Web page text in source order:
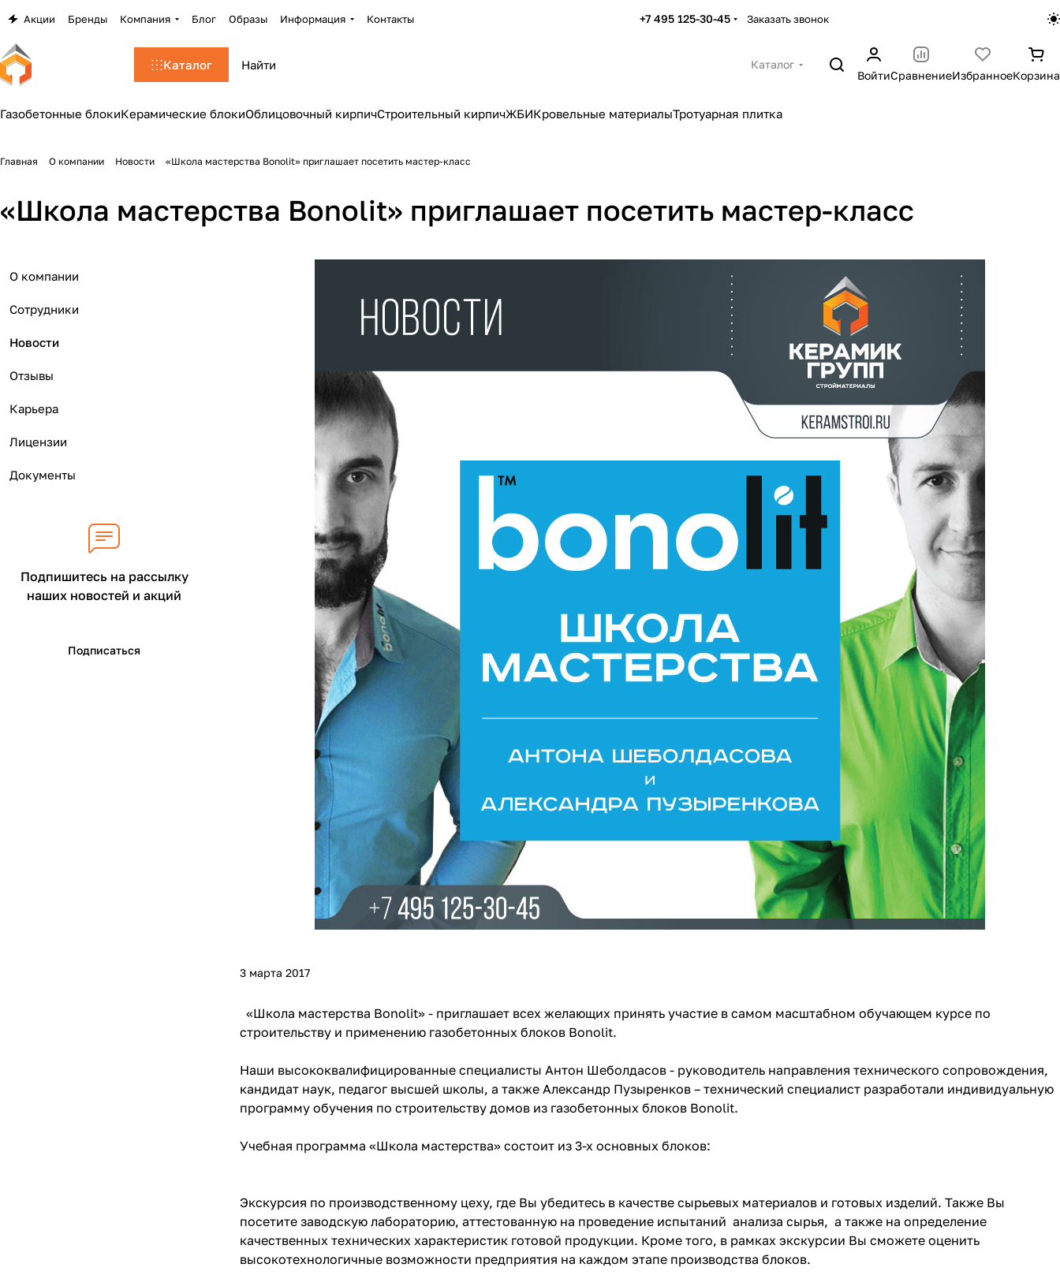
Акции Бренды Компания Блог Образы Информация Контакты +7 495 125-30-45 Заказать звонок
Каталог
Каталог
ВойтиСравнениеИзбранноеКорзина
Газобетонные блокиКерамические блокиОблицовочный кирпичСтроительный кирпичЖБИКровельные материалыТротуарная плитка
Главная О компании Новости «Школа мастерства Bonolit» приглашает посетить мастер-класс
«Школа мастерства Bonolit» приглашает посетить мастер-класс
3 марта 2017
«Школа мастерства Bonolit» - приглашает всех желающих принять участие в самом масштабном обучающем курсе по
строительству и применению газобетонных блоков Bonolit.
Наши высококвалифицированные специалисты Антон Шеболдасов - руководитель направления технического сопровождения,
кандидат наук, педагог высшей школы, а также Александр Пузыренков – технический специалист разработали индивидуальную
программу обучения по строительству домов из газобетонных блоков Bonolit.
Учебная программа «Школа мастерства» состоит из 3-х основных блоков:
Экскурсия по производственному цеху, где Вы убедитесь в качестве сырьевых материалов и готовых изделий. Также Вы
посетите заводскую лабораторию, аттестованную на проведение испытаний анализа сырья, а также на определение
качественных технических характеристик готовой продукции. Кроме того, в рамках экскурсии Вы сможете оценить
высокотехнологичные возможности предприятия на каждом этапе производства блоков.
О компании
Сотрудники
Новости
Отзывы
Карьера
Лицензии
Документы
Подпишитесь на рассылку
наших новостей и акций
Подписаться